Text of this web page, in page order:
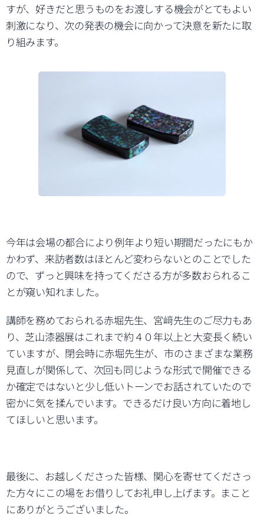
すが、好きだと思うものをお渡しする機会がとてもよい
刺激になり、次の発表の機会に向かって決意を新たに取
り組みます。
今年は会場の都合により例年より短い期間だったにもか
かわず、来訪者数はほとんど変わらないとのことでした
ので、ずっと興味を持ってくださる方が多数おられるこ
とが窺い知れました。
講師を務めておられる赤堀先生、宮﨑先生のご尽力もあ
り、芝山漆器展はこれまで約４０年以上と大変長く続い
ていますが、閉会時に赤堀先生が、市のさまざまな業務
見直しが関係して、次回も同じような形式で開催できる
か確定ではないと少し低いトーンでお話されていたので
密かに気を揉んでいます。できるだけ良い方向に着地し
てほしいと思います。
最後に、お越しくださった皆様、関心を寄せてくださっ
た方々にこの場をお借りしてお礼申し上げます。まこと
にありがとうございました。